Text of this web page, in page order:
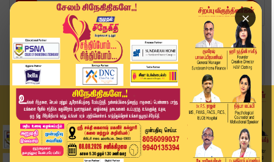
×
Home
வீடியோ ஸ்டோரி
District News | June 18 2026 | Tamil News Today...